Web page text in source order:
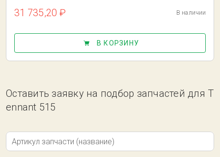
31 735,20 ₽ В наличии
В КОРЗИНУ
Оставить заявку на подбор запчастей для T
ennant 515
Артикул запчасти (название)